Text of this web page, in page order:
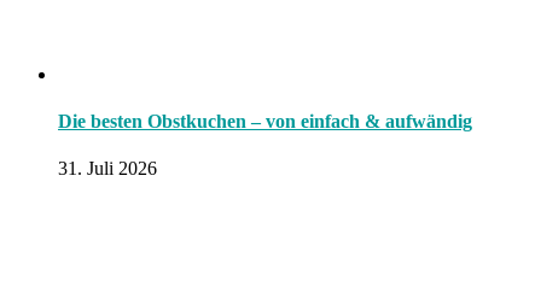
Die besten Obstkuchen – von einfach & aufwändig
31. Juli 2026